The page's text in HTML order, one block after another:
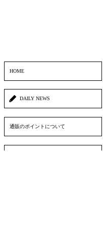
HOME
DAILY NEWS
通販のポイントについて